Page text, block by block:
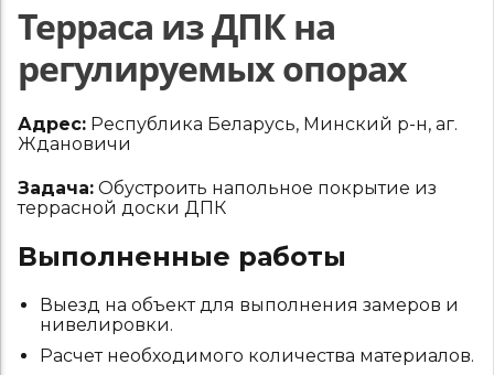
Терраса из ДПК на
регулируемых опорах
Адрес: Республика Беларусь, Минский р-н, аг.
Ждановичи
Задача: Обустроить напольное покрытие из
террасной доски ДПК
Выполненные работы
Выезд на объект для выполнения замеров и
нивелировки.
Расчет необходимого количества материалов.